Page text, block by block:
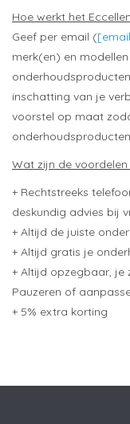
Hoe werkt het
Geef per email (
merk(en) en
inschatting van je
voorstel op maat
Wat zijn de
+ Rechtstreeks
deskundig advies bij
+ Altijd de juiste
+ Altijd gratis je
+ Altijd opzegbaar, je
Pauzeren of
+ 5% extra korting